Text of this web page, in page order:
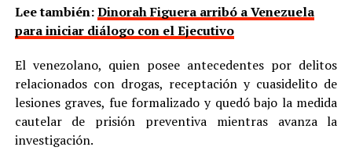
Lee también:Dinorah Figuera arribó a Venezuela
para iniciar diálogo con el Ejecutivo
El venezolano, quien posee antecedentes por delitos
relacionados con drogas, receptación y cuasidelito de
lesiones graves, fue formalizado y quedó bajo la medida
cautelar de prisión preventiva mientras avanza la
investigación.